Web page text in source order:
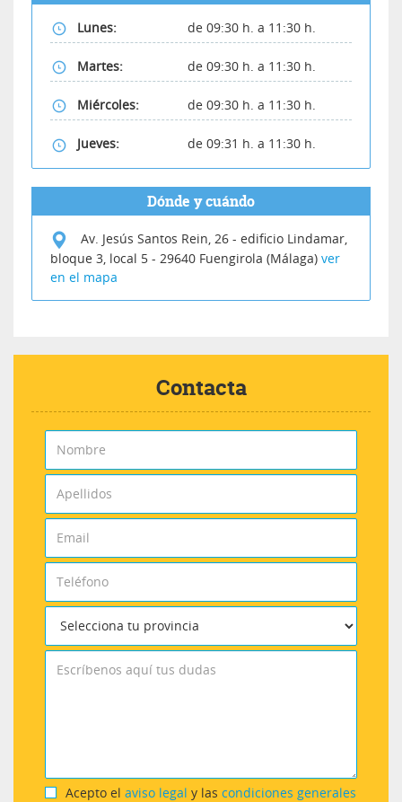
Lunes: de 09:30 h. a 11:30 h.
Martes: de 09:30 h. a 11:30 h.
Miércoles: de 09:30 h. a 11:30 h.
Jueves: de 09:31 h. a 11:30 h.
Dónde y cuándo
Av. Jesús Santos Rein, 26 - edificio Lindamar,
bloque 3, local 5 - 29640 Fuengirola (Málaga) ver
en el mapa
Contacta
Acepto el aviso legal y las condiciones generales